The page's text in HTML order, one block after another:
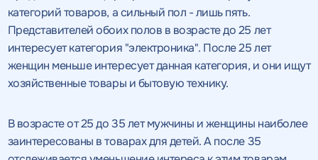
категорий товаров, а сильный пол - лишь пять.
Представителей обоих полов в возрасте до 25 лет
интересует категория "электроника". После 25 лет
женщин меньше интересует данная категория, и они ищут
хозяйственные товары и бытовую технику.
В возрасте от 25 до 35 лет мужчины и женщины наиболее
заинтересованы в товарах для детей. А после 35